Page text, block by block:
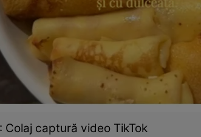
captură video TikTok